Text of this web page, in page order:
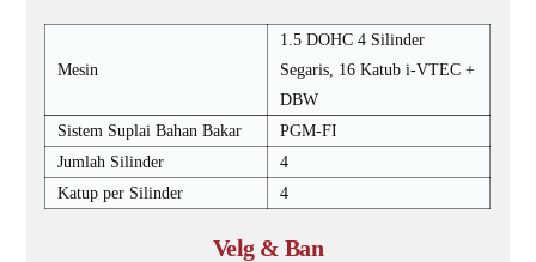
Mesin
1.5 DOHC 4 Silinder
Segaris, 16 Katub i-VTEC +
DBW
Sistem Suplai Bahan Bakar
PGM-FI
Jumlah Silinder
4
Katup per Silinder
4
Velg & Ban